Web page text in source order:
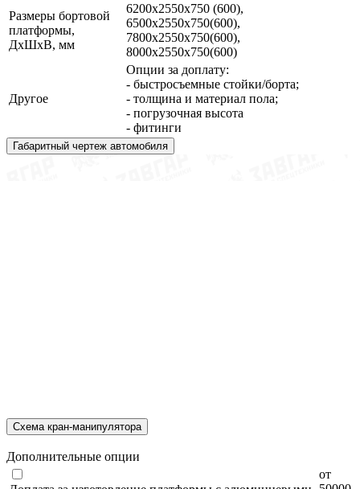
Размеры бортовой
платформы,
ДхШхВ, мм
6200х2550х750 (600),
6500х2550х750(600),
7800х2550х750(600),
8000х2550х750(600)
Другое
Опции за доплату:
- быстросъемные стойки/борта;
- толщина и материал пола;
- погрузочная высота
- фитинги
Габаритный чертеж автомобиля
Схема кран-манипулятора
Дополнительные опции
от